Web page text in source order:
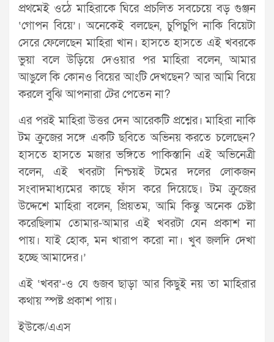
প্রথমেই ওঠে মাহিরাকে ঘিরে প্রচলিত সবচেয়ে বড় গুঞ্জন
‘গোপন বিয়ে’। অনেকেই বলছেন, চুপিচুপি নাকি বিয়েটা
সেরে ফেলেছেন মাহিরা খান। হাসতে হাসতে এই খবরকে
ভুয়া বলে উড়িয়ে দেওয়ার পর মাহিরা বলেন, আমার
আঙুলে কি কোনও বিয়ের আংটি দেখছেন? আর আমি বিয়ে
করলে বুঝি আপনারা টের পেতেন না?
এর পরই মাহিরা উত্তর দেন আরেকটি প্রশ্নের। মাহিরা নাকি
টম ক্রুজের সঙ্গে একটি ছবিতে অভিনয় করতে চলেছেন?
হাসতে হাসতে মজার ভঙ্গিতে পাকিস্তানি এই অভিনেত্রী
বলেন, এই খবরটা নিশ্চয়ই টমের দলের লোকজন
সংবাদমাধ্যমের কাছে ফাঁস করে দিয়েছে। টম ক্রুজের
উদ্দেশে মাহিরা বলেন, প্রিয়তম, আমি কিন্তু অনেক চেষ্টা
করেছিলাম তোমার-আমার এই খবরটা যেন প্রকাশ না
পায়। যাই হোক, মন খারাপ করো না। খুব জলদি দেখা
হচ্ছে আমাদের।’
এই ‘খবর’-ও যে গুজব ছাড়া আর কিছুই নয় তা মাহিরার
কথায় স্পষ্ট প্রকাশ পায়।
ইউকে/এএস